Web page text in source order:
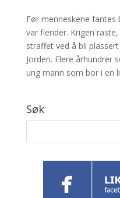
Før menneskene fantes
var fiender. Krigen
straffet ved å bli
Jorden. Flere århundrer
ung mann som bor i en
Søk